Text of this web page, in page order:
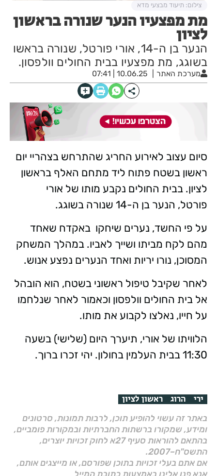
מת מפצעיו הנער שנורה בראשון
לציון
הנער בן ה-14, אורי פורטל, שנורה בראשו
בשוגג, מת מפצעיו בבית החולים וולפסון.
מערכת האתר 10.06.25 | 07:41
צילום: תיעוד מבצעי מדא
סיום עצוב לאירוע החריג שהתרחש בצהריי יום
ראשון בשטח פתוח ליד מתחם האלף בראשון
לציון. בבית החולים נקבע מותו של אורי
פורטל, הנער בן ה-14 שנורה בשוגג.
על פי החשד, נערים שיחקו באקדח שאחד
מהם לקח מביתו ושייך לאביו. במהלך המשחק
המסוכן, נורו יריות ואחד הנערים נפצע אנוש.
לאחר שקיבל טיפול ראשוני בשטח, הוא הובהל
אל בית החולים וולפסון וכאמור לאחר שנלחמו
על חייו, נאלצו לקבוע את מותו.
הלוויתו של אורי, תיערך היום (שלישי) בשעה
11:30 בבית העלמין בחולון. יהי זכרו ברוך.
ירי הרוג ראשון לציון
באתר זה עשוי להופיע תוכן, לרבות תמונות, סרטונים
ומידע, שמקורו ברשתות החברתיות ובמקורות פומביים,
בהתאם להוראות סעיף 27א לחוק זכויות יוצרים,
התשס"ח–2007.
אם אתם בעלי זכויות בתוכן שפורסם, או מייצגים אותם,